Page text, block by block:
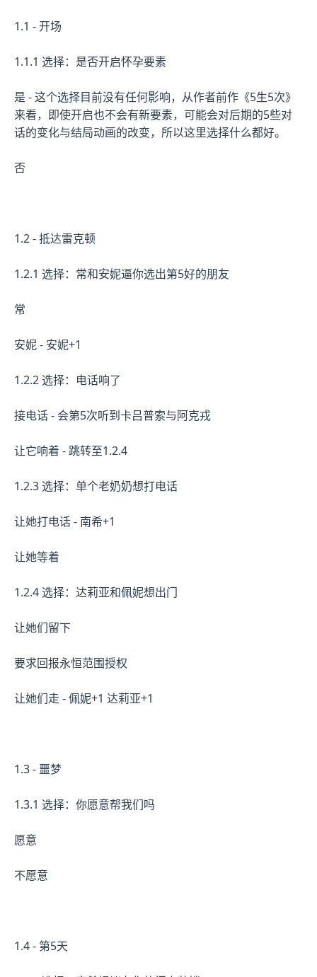
1.1 - 开场
1.1.1 选择：是否开启怀孕要素
是 - 这个选择目前没有任何影响，从作者前作《5生5次》
来看，即使开启也不会有新要素，可能会对后期的5些对
话的变化与结局动画的改变，所以这里选择什么都好。
否
1.2 - 抵达雷克顿
1.2.1 选择：常和安妮逼你选出第5好的朋友
常
安妮 - 安妮+1
1.2.2 选择：电话响了
接电话 - 会第5次听到卡吕普索与阿克戎
让它响着 - 跳转至1.2.4
1.2.3 选择：单个老奶奶想打电话
让她打电话 - 南希+1
让她等着
1.2.4 选择：达莉亚和佩妮想出门
让她们留下
要求回报永恒范围授权
让她们走 - 佩妮+1 达莉亚+1
1.3 - 噩梦
1.3.1 选择：你愿意帮我们吗
愿意
不愿意
1.4 - 第5天